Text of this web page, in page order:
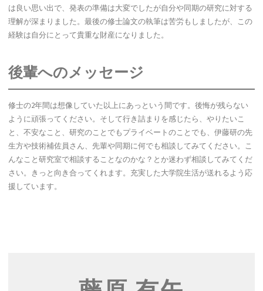
は良い思い出で、発表の準備は大変でしたが自分や同期の研究に対する
理解が深まりました。最後の修士論文の執筆は苦労もしましたが、この
経験は自分にとって貴重な財産になりました。
後輩へのメッセージ
修士の2年間は想像していた以上にあっという間です。後悔が残らない
ように頑張ってください。そして行き詰まりを感じたら、やりたいこ
と、不安なこと、研究のことでもプライベートのことでも、伊藤研の先
生方や技術補佐員さん、先輩や同期に何でも相談してみてください。こ
んなこと研究室で相談することなのかな？とか迷わず相談してみてくだ
さい。きっと向き合ってくれます。充実した大学院生活が送れるよう応
援しています。